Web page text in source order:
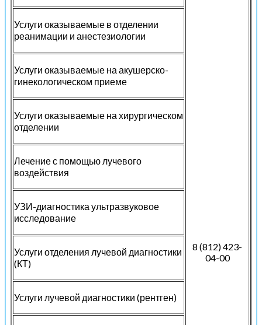
8 (812) 423-
04-00
Услуги оказываемые в отделении
реанимации и анестезиологии
Услуги оказываемые на акушерско-
гинекологическом приеме
Услуги оказываемые на хирургическом
отделении
Лечение с помощью лучевого
воздействия
УЗИ-диагностика ультразвуковое
исследование
Услуги отделения лучевой диагностики
(КТ)
Услуги лучевой диагностики (рентген)